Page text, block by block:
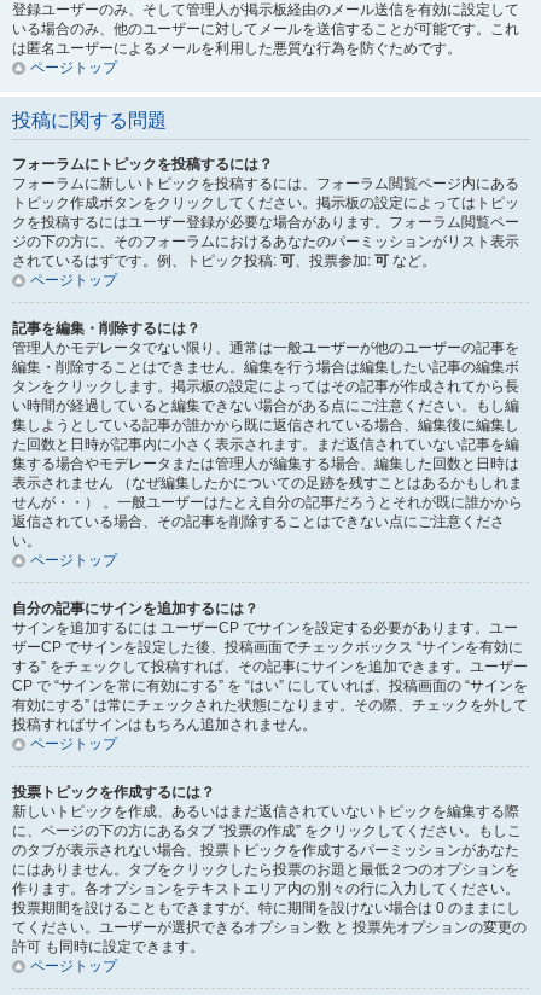
登録ユーザーのみ、そして管理人が掲示板経由のメール送信を有効に設定して
いる場合のみ、他のユーザーに対してメールを送信することが可能です。これ
は匿名ユーザーによるメールを利用した悪質な行為を防ぐためです。
ページトップ
投稿に関する問題
フォーラムにトピックを投稿するには？
フォーラムに新しいトピックを投稿するには、フォーラム閲覧ページ内にある
トピック作成ボタンをクリックしてください。掲示板の設定によってはトピッ
クを投稿するにはユーザー登録が必要な場合があります。フォーラム閲覧ペー
ジの下の方に、そのフォーラムにおけるあなたのパーミッションがリスト表示
されているはずです。例、トピック投稿: 可、投票参加: 可 など。
ページトップ
記事を編集・削除するには？
管理人かモデレータでない限り、通常は一般ユーザーが他のユーザーの記事を
編集・削除することはできません。編集を行う場合は編集したい記事の編集ボ
タンをクリックします。掲示板の設定によってはその記事が作成されてから長
い時間が経過していると編集できない場合がある点にご注意ください。もし編
集しようとしている記事が誰かから既に返信されている場合、編集後に編集し
た回数と日時が記事内に小さく表示されます。まだ返信されていない記事を編
集する場合やモデレータまたは管理人が編集する場合、編集した回数と日時は
表示されません （なぜ編集したかについての足跡を残すことはあるかもしれま
せんが・・） 。一般ユーザーはたとえ自分の記事だろうとそれが既に誰かから
返信されている場合、その記事を削除することはできない点にご注意くださ
い。
ページトップ
自分の記事にサインを追加するには？
サインを追加するには ユーザーCP でサインを設定する必要があります。ユー
ザーCP でサインを設定した後、投稿画面でチェックボックス “サインを有効に
する” をチェックして投稿すれば、その記事にサインを追加できます。ユーザー
CP で “サインを常に有効にする” を “はい” にしていれば、投稿画面の “サインを
有効にする” は常にチェックされた状態になります。その際、チェックを外して
投稿すればサインはもちろん追加されません。
ページトップ
投票トピックを作成するには？
新しいトピックを作成、あるいはまだ返信されていないトピックを編集する際
に、ページの下の方にあるタブ “投票の作成” をクリックしてください。もしこ
のタブが表示されない場合、投票トピックを作成するパーミッションがあなた
にはありません。タブをクリックしたら投票のお題と最低２つのオプションを
作ります。各オプションをテキストエリア内の別々の行に入力してください。
投票期間を設けることもできますが、特に期間を設けない場合は 0 のままにし
てください。ユーザーが選択できるオプション数 と 投票先オプションの変更の
許可 も同時に設定できます。
ページトップ